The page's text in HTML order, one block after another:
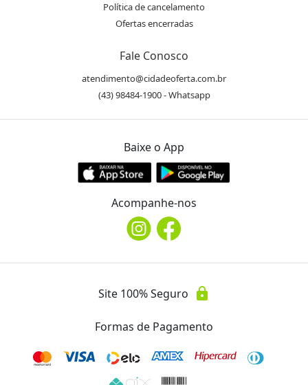
Política de cancelamento
Ofertas encerradas
Fale Conosco
atendimento@cidadeoferta.com.br
(43) 98484-1900 - Whatsapp
Baixe o App
Acompanhe-nos
Site 100% Seguro lock
Formas de Pagamento